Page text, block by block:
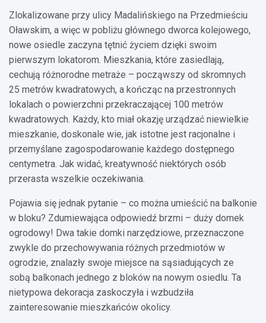
Zlokalizowane przy ulicy Madalińskiego na Przedmieściu
Oławskim, a więc w pobliżu głównego dworca kolejowego,
nowe osiedle zaczyna tętnić życiem dzięki swoim
pierwszym lokatorom. Mieszkania, które zasiedlają,
cechują różnorodne metraże – począwszy od skromnych
25 metrów kwadratowych, a kończąc na przestronnych
lokalach o powierzchni przekraczającej 100 metrów
kwadratowych. Każdy, kto miał okazję urządzać niewielkie
mieszkanie, doskonale wie, jak istotne jest racjonalne i
przemyślane zagospodarowanie każdego dostępnego
centymetra. Jak widać, kreatywność niektórych osób
przerasta wszelkie oczekiwania.
Pojawia się jednak pytanie – co można umieścić na balkonie
w bloku? Zdumiewająca odpowiedź brzmi – duży domek
ogrodowy! Dwa takie domki narzędziowe, przeznaczone
zwykle do przechowywania różnych przedmiotów w
ogrodzie, znalazły swoje miejsce na sąsiadujących ze
sobą balkonach jednego z bloków na nowym osiedlu. Ta
nietypowa dekoracja zaskoczyła i wzbudziła
zainteresowanie mieszkańców okolicy.